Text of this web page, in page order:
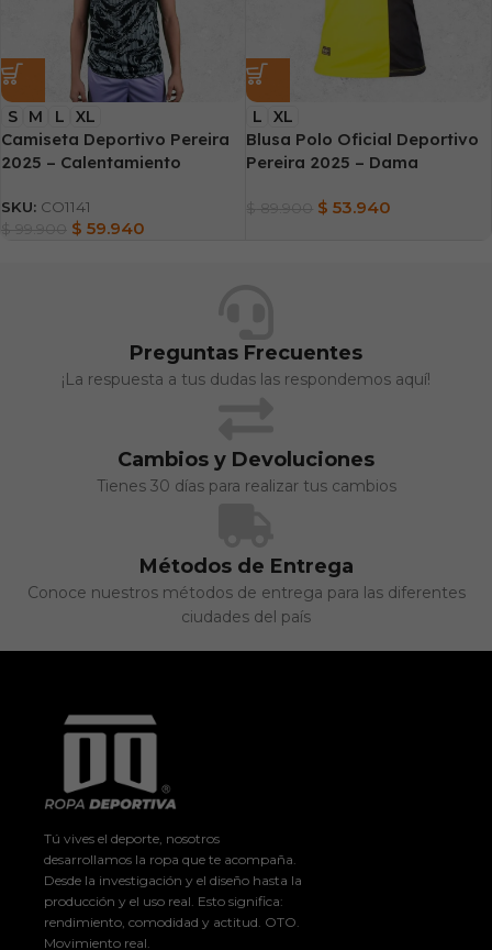
S M L XL
Camiseta Deportivo Pereira
2025 – Calentamiento
SKU: CO1141
$ 59.940
L XL
Blusa Polo Oficial Deportivo
Pereira 2025 – Dama
$ 53.940
Preguntas Frecuentes
¡La respuesta a tus dudas las respondemos aquí!
Cambios y Devoluciones
Tienes 30 días para realizar tus cambios
Métodos de Entrega
Conoce nuestros métodos de entrega para las diferentes
ciudades del país
Tú vives el deporte, nosotros
desarrollamos la ropa que te acompaña.
Desde la investigación y el diseño hasta la
producción y el uso real. Esto significa:
rendimiento, comodidad y actitud. OTO.
Movimiento real.